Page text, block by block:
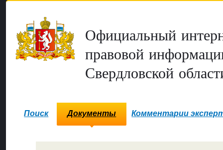
Официальный
правовой
Свердловской
Поиск Документы Комментарии